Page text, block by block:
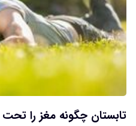
تابستان چگونه مغز را تحت